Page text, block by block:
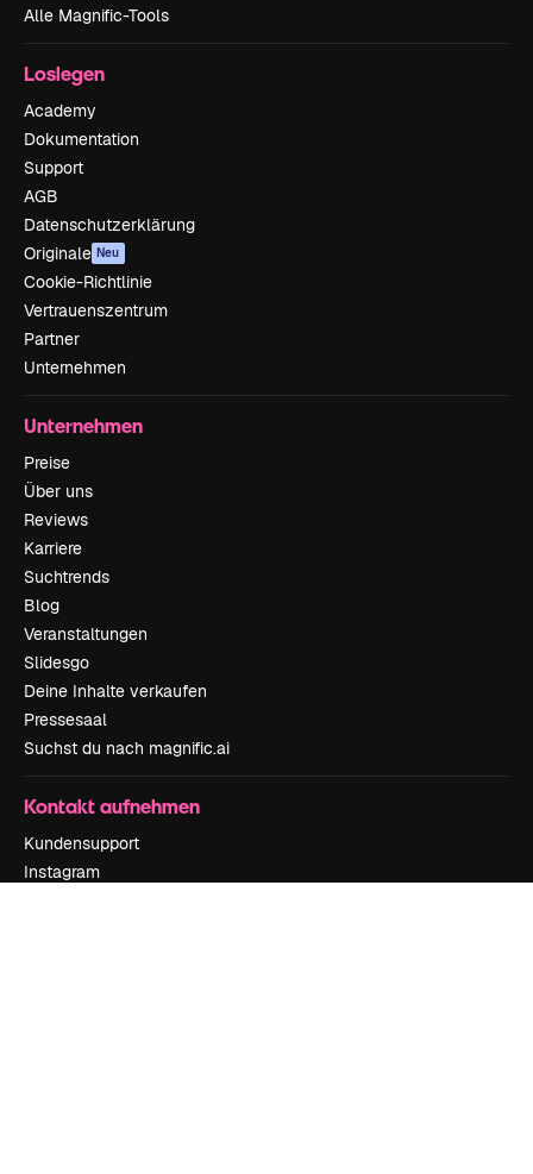
Alle Magnific-Tools
Loslegen
Academy
Dokumentation
Support
AGB
Datenschutzerklärung
Originale Neu
Cookie-Richtlinie
Vertrauenszentrum
Partner
Unternehmen
Unternehmen
Preise
Über uns
Reviews
Karriere
Suchtrends
Blog
Veranstaltungen
Slidesgo
Deine Inhalte verkaufen
Pressesaal
Suchst du nach magnific.ai
Kontakt aufnehmen
Kundensupport
Instagram